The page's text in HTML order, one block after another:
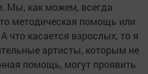
Мы, как можем, всегда
методическая помощь или
что касается взрослых, то я
артисты, которым не
помощь, могут проявить